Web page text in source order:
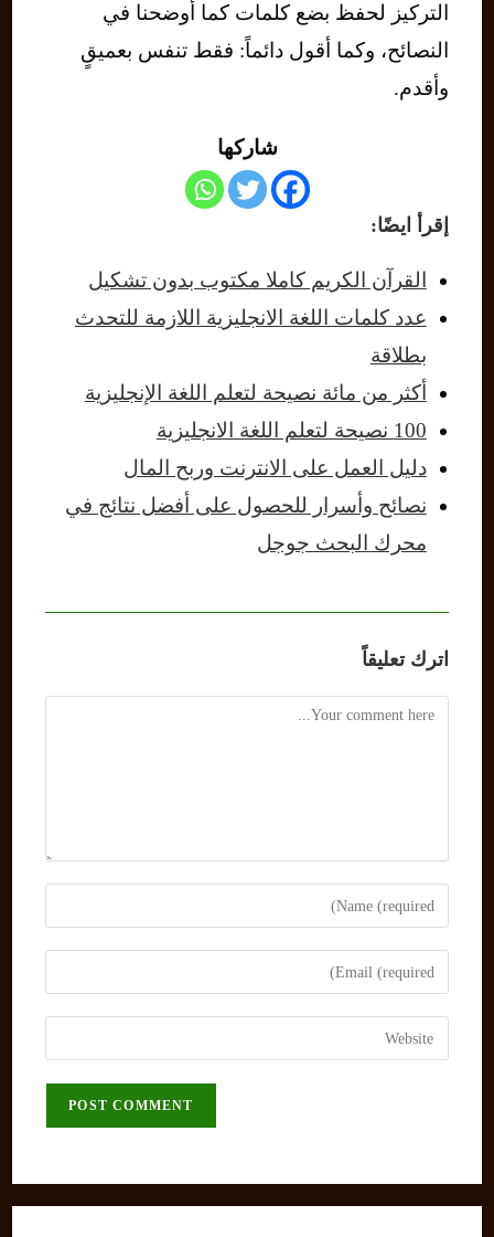
التركيز لحفظ بضع كلمات كما أوضحنا في
النصائح، وكما أقول دائماً: فقط تنفس بعميقٍ
وأقدم.
شاركها
إقرأ ايضًا:
القرآن الكريم كاملا مكتوب بدون تشكيل
عدد كلمات اللغة الانجليزية اللازمة للتحدث
بطلاقة
أكثر من مائة نصيحة لتعلم اللغة الإنجليزية
100 نصيحة لتعلم اللغة الانجليزية
دليل العمل على الانترنت وربح المال
نصائح وأسرار للحصول على أفضل نتائج في
محرك البحث جوجل
اترك تعليقاً
Comment
Enter
your
name
comment
Enter
your
email
address
Enter
your